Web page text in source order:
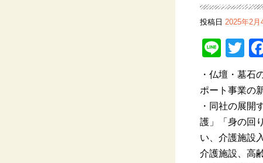
投稿日 2025年2月
Line
・仏壇 ・墓石
ポート事業の
・同社の展開
護」「身の回
い、介護施設
介護施設、高